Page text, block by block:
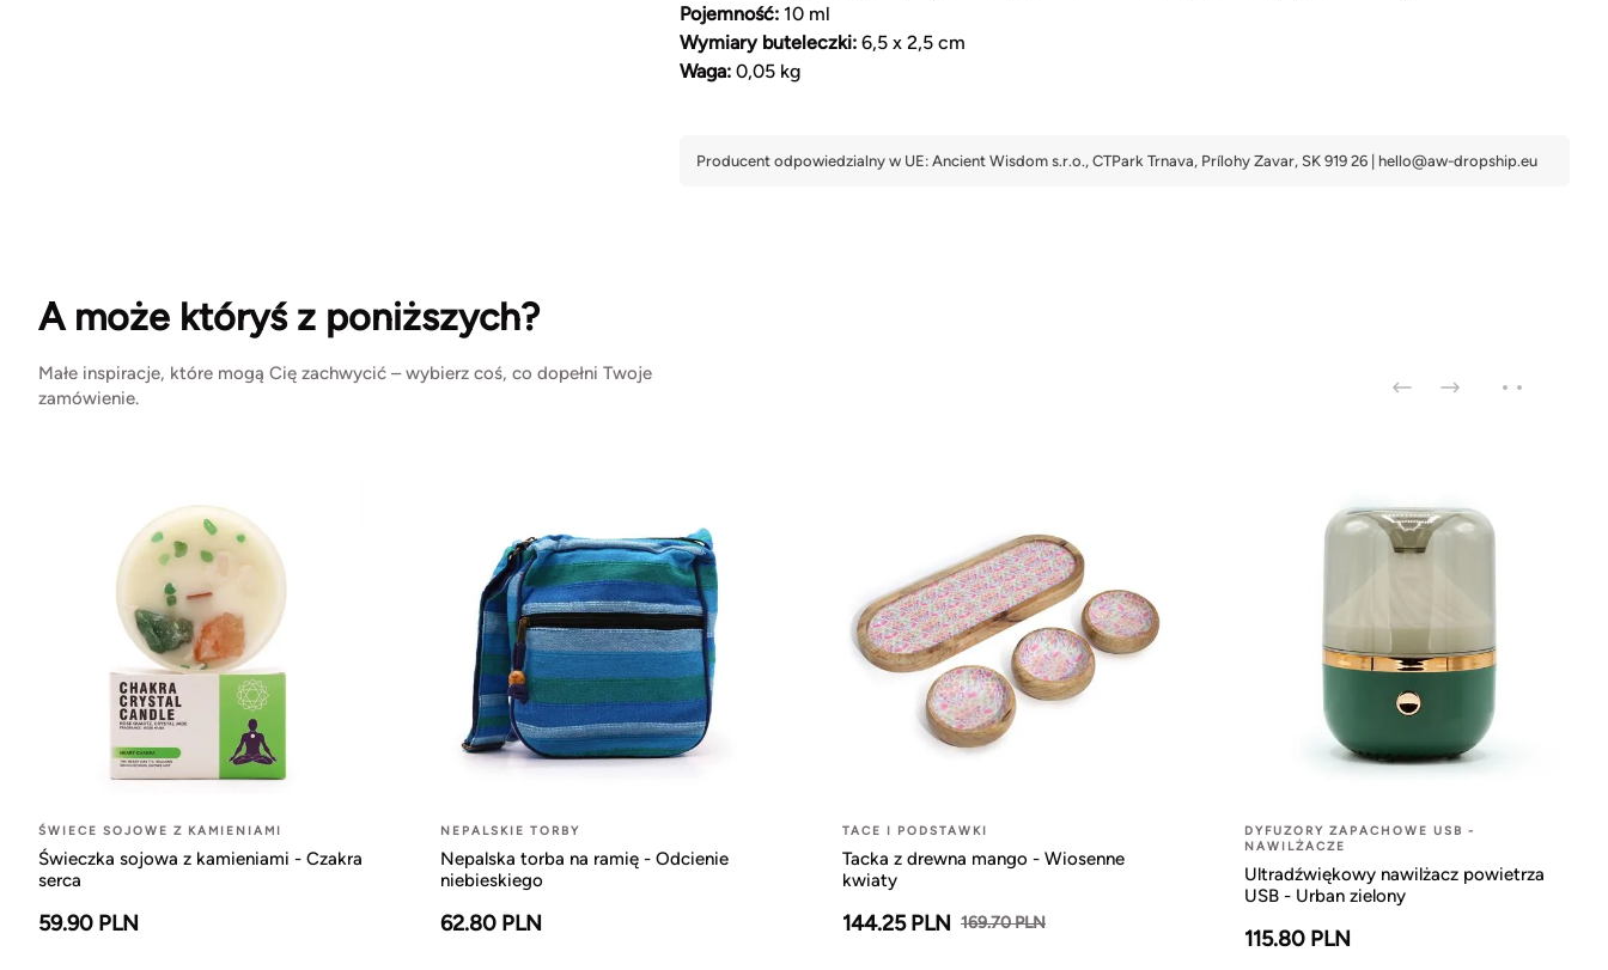
Pojemność: 10 ml
Wymiary buteleczki: 6,5 x 2,5 cm
Waga: 0,05 kg
A może któryś z poniższych?
Małe inspiracje, które mogą Cię zachwycić – wybierz coś, co dopełni Twoje
zamówienie.
ŚWIECE SOJOWE Z KAMIENIAMI
Świeczka sojowa z kamieniami - Czakra
serca
59.90 PLN
NEPALSKIE TORBY
Nepalska torba na ramię - Odcienie
niebieskiego
62.80 PLN
TACE I PODSTAWKI
Tacka z drewna mango - Wiosenne
kwiaty
144.25 PLN 169.70 PLN
DYFUZORY ZAPACHOWE USB -
NAWILŻACZE
Ultradźwiękowy nawilżacz powietrza
USB - Urban zielony
115.80 PLN